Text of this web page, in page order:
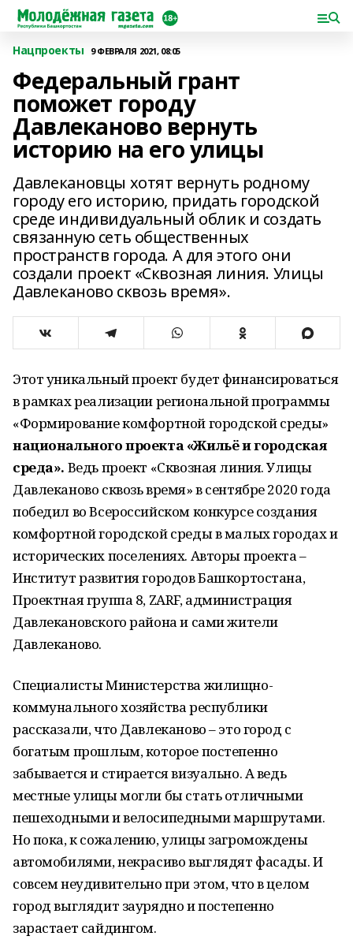
Нацпроекты 9 ФЕВРАЛЯ 2021, 08:05
Федеральный грант
поможет городу
Давлеканово вернуть
историю на его улицы
Давлекановцы хотят вернуть родному
городу его историю, придать городской
среде индивидуальный облик и создать
связанную сеть общественных
пространств города. А для этого они
создали проект «Сквозная линия. Улицы
Давлеканово сквозь время».
Этот уникальный проект будет финансироваться
в рамках реализации региональной программы
«Формирование комфортной городской среды»
национального проекта «Жильё и городская
среда». Ведь проект «Сквозная линия. Улицы
Давлеканово сквозь время» в сентябре 2020 года
победил во Всероссийском конкурсе создания
комфортной городской среды в малых городах и
исторических поселениях. Авторы проекта –
Институт развития городов Башкортостана,
Проектная группа 8, ZARF, администрация
Давлекановского района и сами жители
Давлеканово.
Специалисты Министерства жилищно-
коммунального хозяйства республики
рассказали, что Давлеканово – это город с
богатым прошлым, которое постепенно
забывается и стирается визуально. А ведь
местные улицы могли бы стать отличными
пешеходными и велосипедными маршрутами.
Но пока, к сожалению, улицы загромождены
автомобилями, некрасиво выглядят фасады. И
совсем неудивительно при этом, что в целом
город выглядит заурядно и постепенно
зарастает сайдингом.